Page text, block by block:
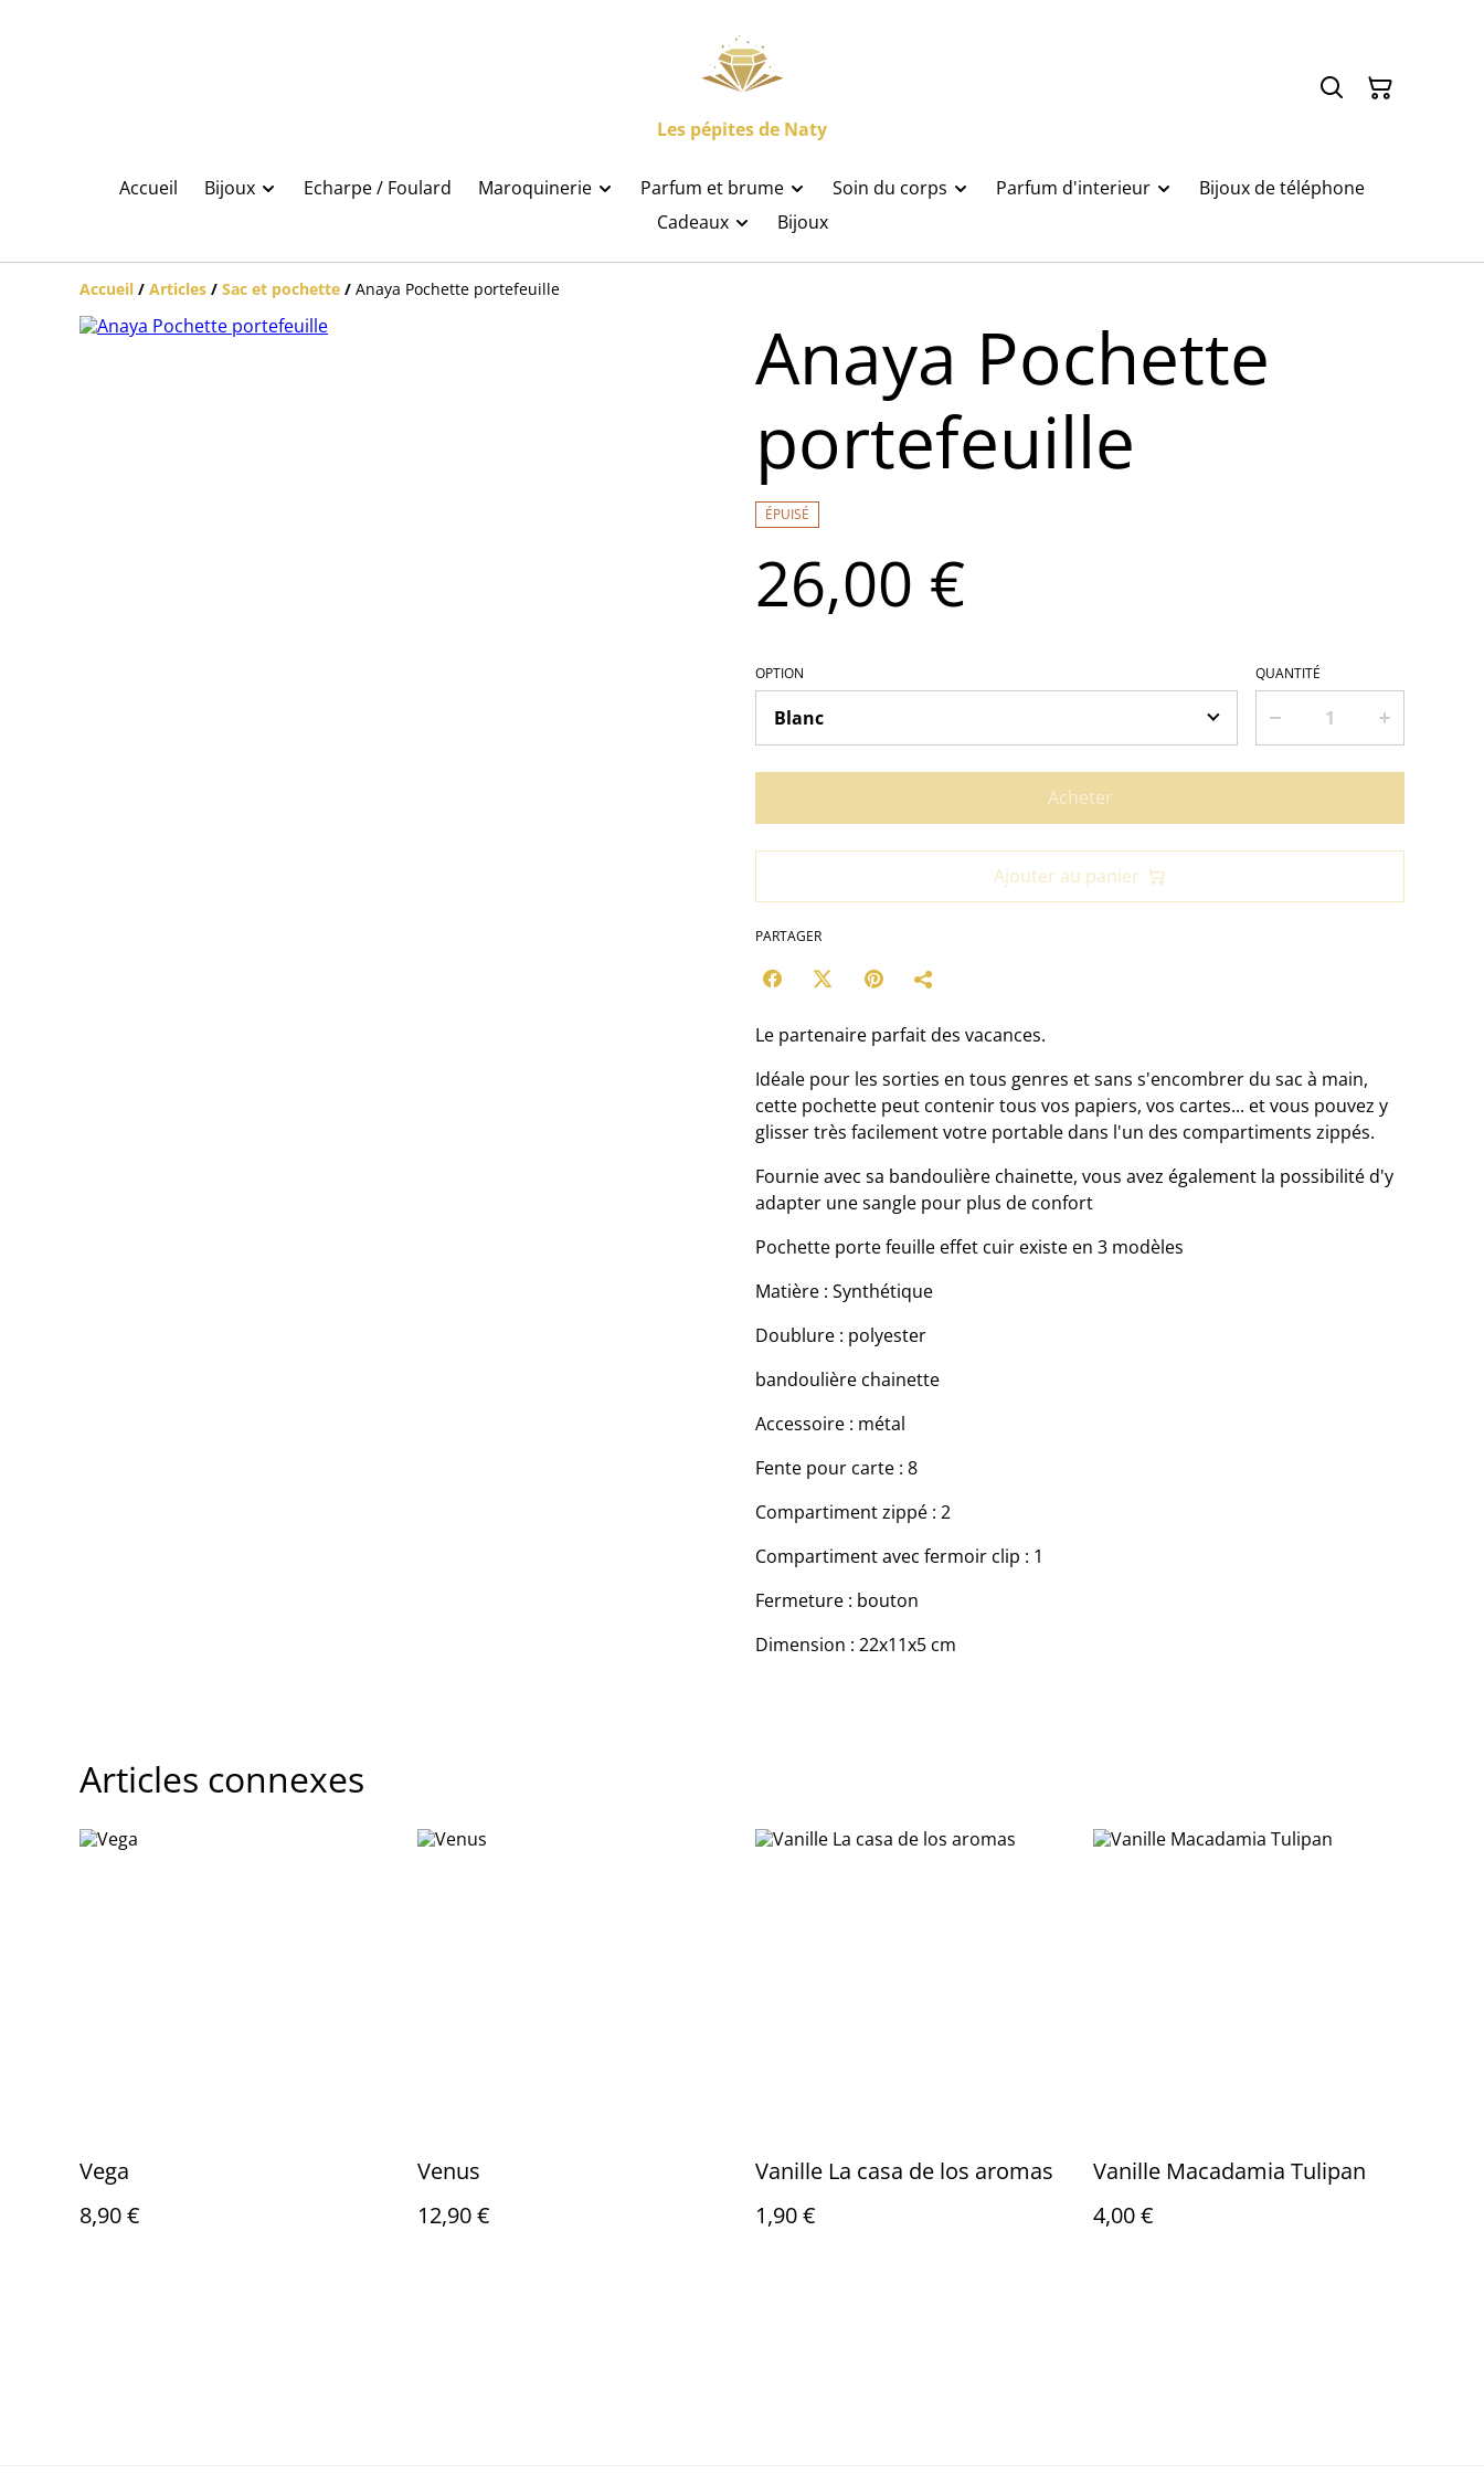
Les pépites de Naty
Accueil Bijoux Echarpe / Foulard Maroquinerie Parfum et brume Soin du corps Parfum d'interieur
Bijoux de téléphone
Cadeaux
Bijoux
Accueil / Articles / Sac et pochette / Anaya Pochette portefeuille
Anaya Pochette
portefeuille
ÉPUISÉ
26,00 €
OPTION QUANTITÉ
Acheter
Ajouter au panier
PARTAGER
Le partenaire parfait des vacances.
Idéale pour les sorties en tous genres et sans s'encombrer du sac à main,
cette pochette peut contenir tous vos papiers, vos cartes... et vous pouvez y
glisser très facilement votre portable dans l'un des compartiments zippés.
Fournie avec sa bandoulière chainette, vous avez également la possibilité d'y
adapter une sangle pour plus de confort
Pochette porte feuille effet cuir existe en 3 modèles
Matière : Synthétique
Doublure : polyester
bandoulière chainette
Accessoire : métal
Fente pour carte : 8
Compartiment zippé : 2
Compartiment avec fermoir clip : 1
Fermeture : bouton
Dimension : 22x11x5 cm
Articles connexes
Vega
8,90 €
Venus
12,90 €
Vanille La casa de los aromas
1,90 €
Vanille Macadamia Tulipan
4,00 €